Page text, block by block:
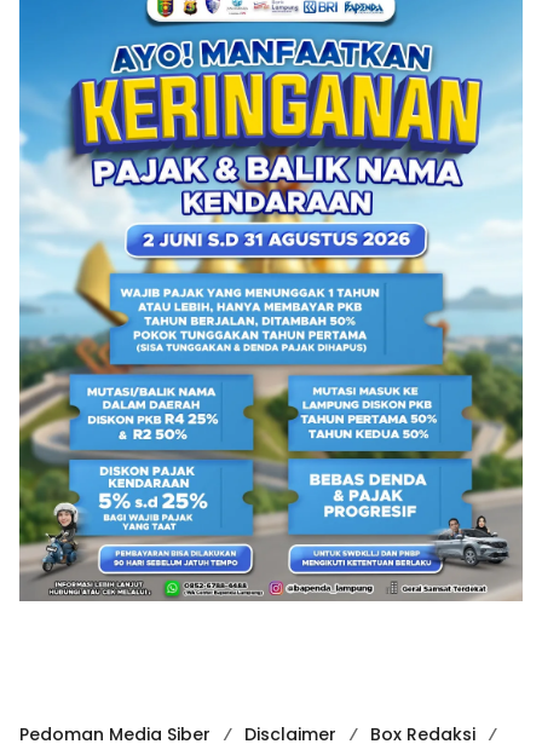
Pedoman Media Siber Disclaimer Box Redaksi